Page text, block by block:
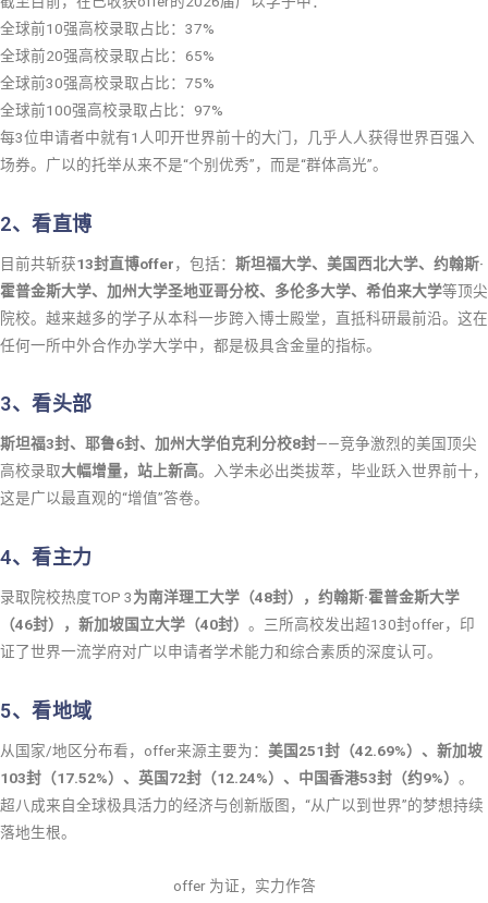
全球前10强高校录取占比：37%
全球前20强高校录取占比：65%
全球前30强高校录取占比：75%
全球前100强高校录取占比：97%
每3位申请者中就有1人叩开世界前十的大门，几乎人人获得世界百强入
场券。广以的托举从来不是“个别优秀”，而是“群体高光”。
2、看直博
目前共斩获13封直博offer，包括： 斯坦福大学、美国西北大学、约翰斯·
霍普金斯大学、加州大学圣地亚哥分校、多伦多大学、 希伯来大学等顶尖
院校。越来越多的学子从本科一步跨入博士殿堂，直抵科研最前沿。这在
任何一所中外合作办学大学中，都是极具含金量的指标。
3、看头部
斯坦福3封、耶鲁6封、加州大学伯克利分校8封——竞争激烈的美国顶尖
高校录取大幅增量，站上新高。入学未必出类拔萃，毕业跃入世界前十，
这是广以最直观的“增值”答卷。
4、看主力
录取院校热度TOP 3为南洋理工大学 （48封），约翰斯·霍普金斯大学
（46封）， 新加坡国立大学 （40封） 。三所高校发出超130封offer，印
证了世界一流学府对广以申请者学术能力和综合素质的深度认可。
5、看地域
从国家/地区分布看，offer来源主要为： 美国251封（42.69%）、新加坡
103封（17.52%）、英国72封（12.24%）、中国香港53封（约9%） 。
超八成来自全球极具活力的经济与创新版图，“从广以到世界”的梦想持续
落地生根。
offer 为证，实力作答